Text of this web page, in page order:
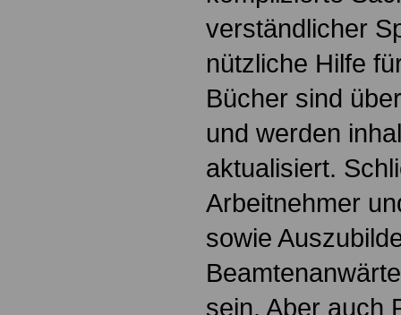
verständlicher
nützliche Hilfe
Bücher sind
und werden
aktualisiert.
Arbeitnehmer
sowie
sein. Aber auch